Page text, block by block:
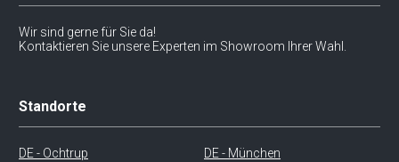
Wir sind gerne für Sie da!
Kontaktieren Sie unsere Experten im Showroom Ihrer Wahl.
Standorte
DE - Ochtrup
DE - München